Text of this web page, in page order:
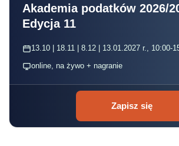
Akademia podatków 2026/
Edycja 11
13.10 | 18.11 | 8.12 | 13.01.2027 r., 10:00-
online, na żywo + nagranie
Zapisz się